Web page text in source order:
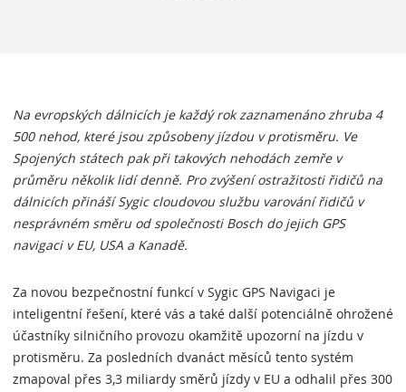
Na evropských dálnicích je každý rok zaznamenáno zhruba 4
500 nehod, které jsou způsobeny jízdou v protisměru. Ve
Spojených státech pak při takových nehodách zemře v
průměru několik lidí denně. Pro zvýšení ostražitosti řidičů na
dálnicích přináší Sygic cloudovou službu varování řidičů v
nesprávném směru od společnosti Bosch do jejich GPS
navigaci v EU, USA a Kanadě.
Za novou bezpečnostní funkcí v Sygic GPS Navigaci je
inteligentní řešení, které vás a také další potenciálně ohrožené
účastníky silničního provozu okamžitě upozorní na jízdu v
protisměru. Za posledních dvanáct měsíců tento systém
zmapoval přes 3,3 miliardy směrů jízdy v EU a odhalil přes 300